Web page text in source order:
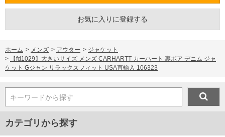
お気に入りに登録する
ホーム > メンズ > アウター > ジャケット
>
【fd1029】大きいサイズ メンズ CARHARTT カーハート 裏ボア デニム ジャ
ケット Gジャン リラックスフィット USA直輸入 106323
キーワードから探す
カテゴリから探す